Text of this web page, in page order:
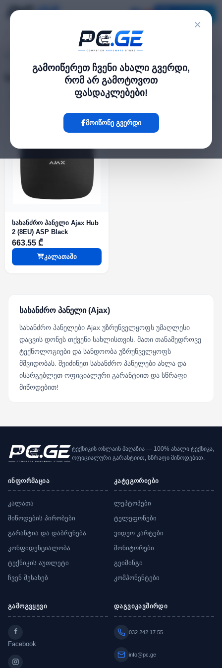
×
გამოიწერეთ ჩვენი ახალი გვერდი,
რომ არ გამოტოვოთ
ფასდაკლებები!
მოიწონე გვერდი
სახანძრო პანელი (Ajax)
1 პროდუქტი
სახანძრო პანელი Ajax Hub
2 (8EU) ASP Black
663.55 ₾
კალათაში
სახანძრო პანელი (Ajax)
სახანძრო პანელები Ajax უზრუნველყოფს უმაღლესი
დაცვის დონეს თქვენი სახლისთვის. მათი თანამედროვე
ტექნოლოგიები და სანდოობა უზრუნველყოფს
მშვიდობას. შეიძინეთ სახანძრო პანელები ახლა და
ისარგებლეთ ოფიციალური გარანტიით და სწრაფი
მიწოდებით!
ტექნიკის ონლაინ მაღაზია — 100% ახალი ტექნიკა,
ოფიციალური გარანტიით, სწრაფი მიწოდებით.
ინფორმაცია
კალათა
მიწოდების პირობები
გარანტია და დაბრუნება
კონფიდენციალობა
ტექნიკის აუთლეტი
ჩვენ შესახებ
კატეგორიები
ლეპტოპები
ტელეფონები
ვიდეო კარტები
მონიტორები
გეიმინგი
კომპონენტები
გამოგვყევი
Facebook
დაგვიკავშირდი
032 242 17 55
info@pc.ge